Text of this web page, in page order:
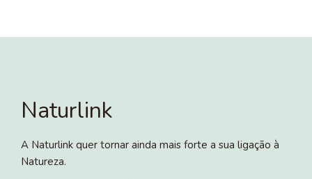
Naturlink
A Naturlink quer tornar ainda mais forte a sua ligação à
Natureza.